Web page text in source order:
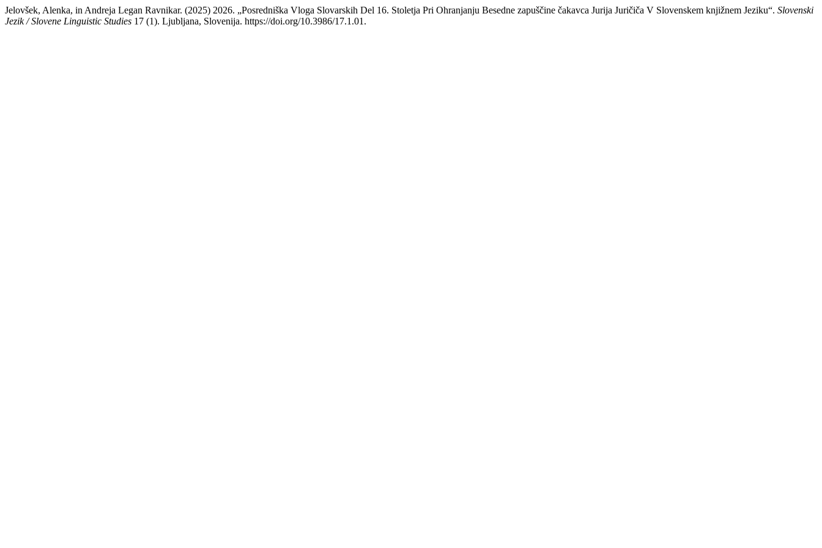
Jelovšek, Alenka, in Andreja Legan Ravnikar. (2025) 2026. „Posredniška Vloga Slovarskih Del 16. Stoletja Pri Ohranjanju Besedne zapuščine čakavca Jurija Juričiča V Slovenskem knjižnem Jeziku“. Slovenski
Jezik / Slovene Linguistic Studies 17 (1). Ljubljana, Slovenija. https://doi.org/10.3986/17.1.01.